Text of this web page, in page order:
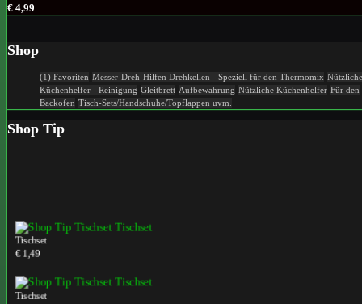
€ 4,99
Shop
(1) Favoriten Messer-Dreh-Hilfen Drehkellen - Speziell für den Thermomix Nützliche
Küchenhelfer - Reinigung Gleitbrett Aufbewahrung Nützliche Küchenhelfer Für den
Backofen Tisch-Sets/Handschuhe/Topflappen uvm.
Shop Tip
Tischset
€ 1,49
Tischset